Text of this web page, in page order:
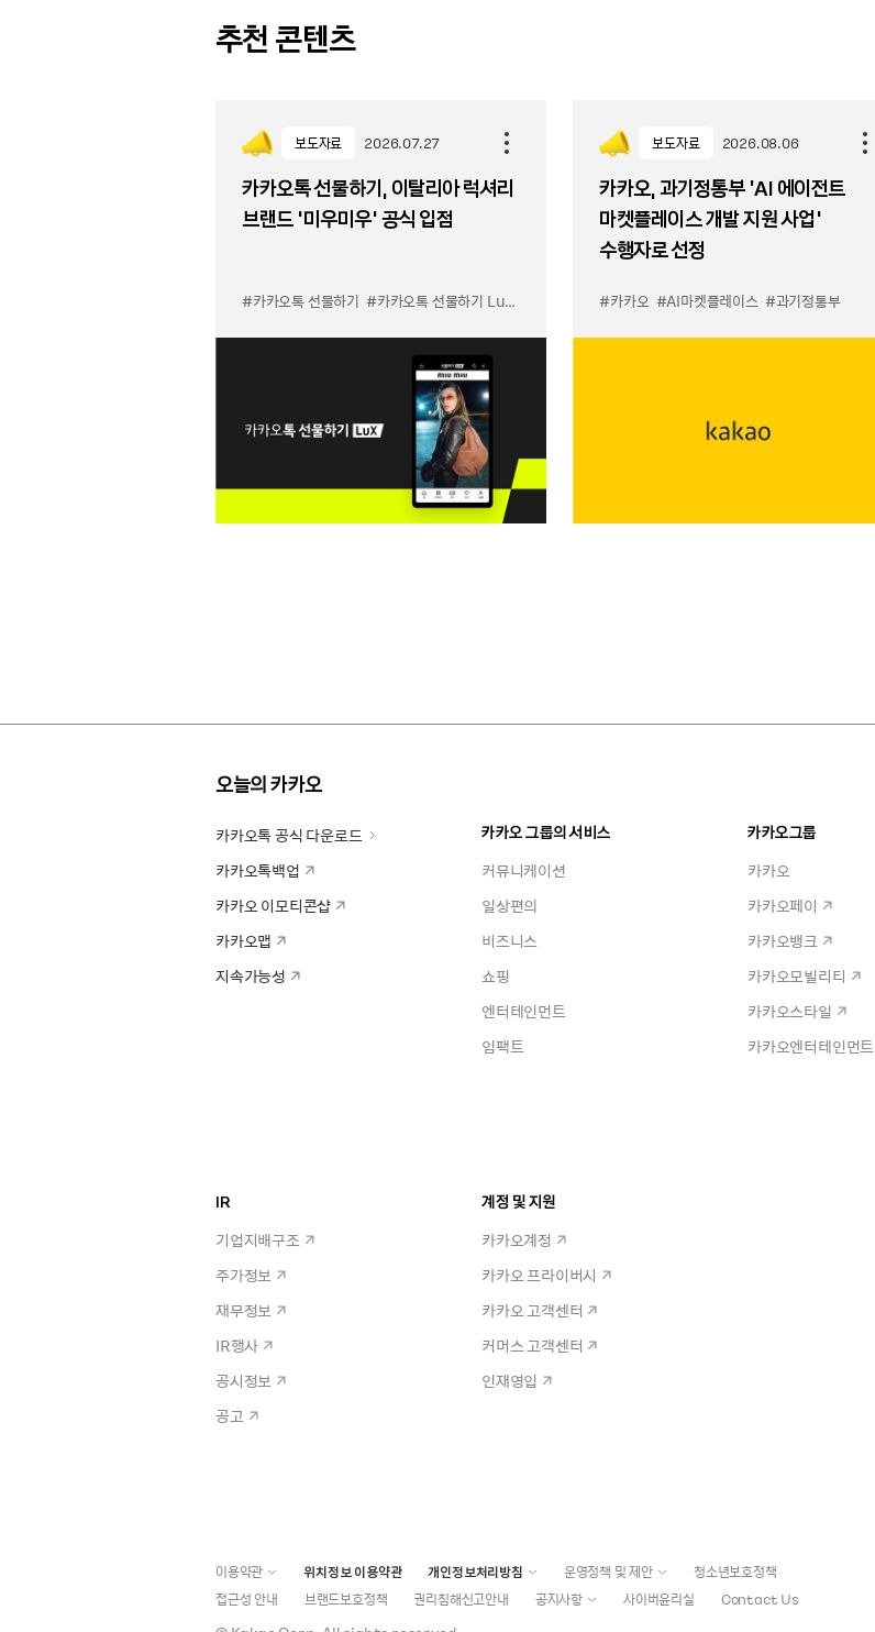
추천 콘텐츠
보도자료 2026.07.27
카카오톡 선물하기, 이탈리아 럭셔리
브랜드 '미우미우' 공식 입점
#카카오톡 선물하기 #카카오톡 선물하기 LuX 미우미우 입점 #선물하기 LuX #선물하기 미우미우 입점
보도자료 2026.08.06
카카오, 과기정통부 ‘AI 에이전트
마켓플레이스 개발 지원 사업’
수행자로 선정
#카카오 #AI마켓플레이스 #과기정통부
오늘의 카카오
카카오톡 공식 다운로드
카카오톡백업
카카오 이모티콘샵
카카오맵
지속가능성
카카오 그룹의 서비스
커뮤니케이션
일상편의
비즈니스
쇼핑
엔터테인먼트
임팩트
카카오그룹
카카오
카카오페이
카카오뱅크
카카오모빌리티
카카오스타일
카카오엔터테인먼트
IR
기업지배구조
주가정보
재무정보
IR행사
공시정보
공고
계정 및 지원
카카오계정
카카오 프라이버시
카카오 고객센터
커머스 고객센터
인재영입
이용약관 위치정보 이용약관 개인정보처리방침 운영정책 및 제안
청소년보호정책
접근성 안내
브랜드보호정책 권리침해신고안내 공지사항 사이버윤리실 Contact Us